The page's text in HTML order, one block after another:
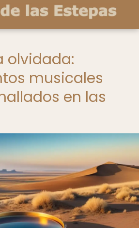
olvidada:
musicales
en las